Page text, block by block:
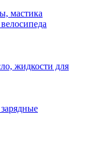
мастика
жидкости для